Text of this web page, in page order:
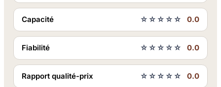
Capacité ☆☆☆☆☆ 0.0
Fiabilité ☆☆☆☆☆ 0.0
Rapport qualité-prix ☆☆☆☆☆ 0.0